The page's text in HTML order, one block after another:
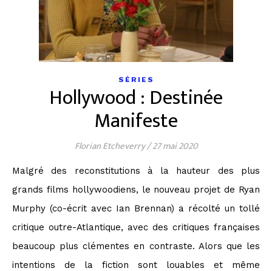
SÉRIES
Hollywood : Destinée
Manifeste
Florian Etcheverry/27 mai 2020
Malgré des reconstitutions à la hauteur des plus
grands films hollywoodiens, le nouveau projet de Ryan
Murphy (co-écrit avec Ian Brennan) a récolté un tollé
critique outre-Atlantique, avec des critiques françaises
beaucoup plus clémentes en contraste. Alors que les
intentions de la fiction sont louables et même